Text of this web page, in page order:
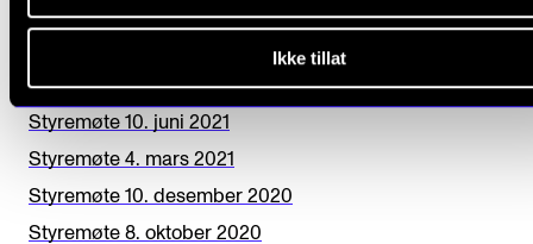
Ikke tillat
Styremøte 10. mars 2022
Styremøte 9. desember 2021
Styremøte 14. oktober 2021
Styremøte 10. juni 2021
Styremøte 4. mars 2021
Styremøte 10. desember 2020
Styremøte 8. oktober 2020